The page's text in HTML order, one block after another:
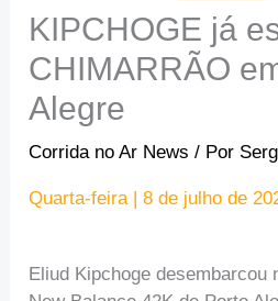
KIPCHOGE já
CHIMARRÃO
Alegre
Corrida no Ar News / Por
Quarta-feira | 8 de julho de
Eliud Kipchoge